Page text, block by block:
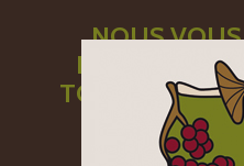
NOUS
LIVRAISON
TOUTE